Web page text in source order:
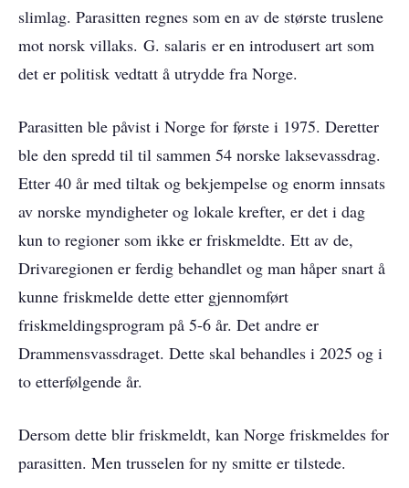
slimlag. Parasitten regnes som en av de største truslene
mot norsk villaks. G. salaris er en introdusert art som
det er politisk vedtatt å utrydde fra Norge.
Parasitten ble påvist i Norge for første i 1975. Deretter
ble den spredd til til sammen 54 norske laksevassdrag.
Etter 40 år med tiltak og bekjempelse og enorm innsats
av norske myndigheter og lokale krefter, er det i dag
kun to regioner som ikke er friskmeldte. Ett av de,
Drivaregionen er ferdig behandlet og man håper snart å
kunne friskmelde dette etter gjennomført
friskmeldingsprogram på 5-6 år. Det andre er
Drammensvassdraget. Dette skal behandles i 2025 og i
to etterfølgende år.
Dersom dette blir friskmeldt, kan Norge friskmeldes for
parasitten. Men trusselen for ny smitte er tilstede.